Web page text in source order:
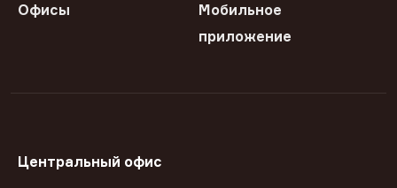
Офисы
Мобильное
приложение
Центральный офис